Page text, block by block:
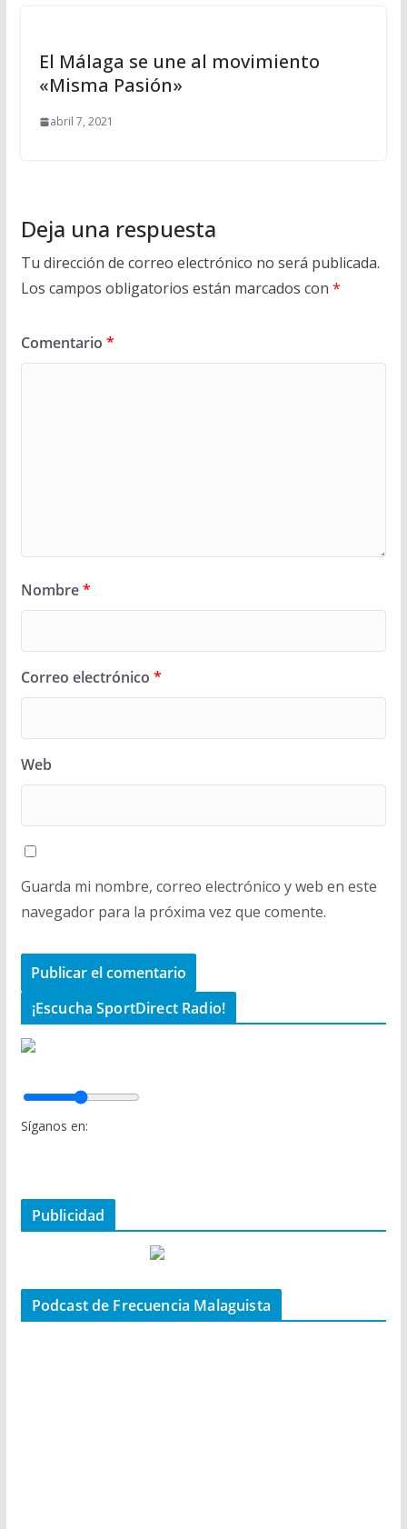
El Málaga se une al movimiento
«Misma Pasión»
abril 7, 2021
Deja una respuesta
Tu dirección de correo electrónico no será publicada.
Los campos obligatorios están marcados con *
Comentario *
Nombre*
Correo electrónico *
Web
Guarda mi nombre, correo electrónico y web en este
navegador para la próxima vez que comente.
¡Escucha SportDirect Radio!
Síganos en:
Publicidad
Podcast de Frecuencia Malaguista